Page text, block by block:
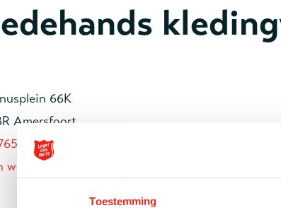
Toestemming
66K
Amersfoort
we te bereiken met het OV